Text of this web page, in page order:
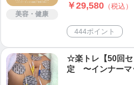
美容・健康
￥29,580 （税込）
444ポイント
☆楽トレ【50回
定 〜インナーマ